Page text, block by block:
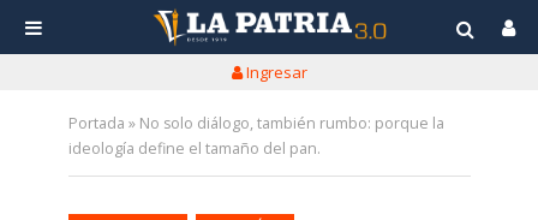
Ingresar
Portada » No solo diálogo, también rumbo: porque la
ideología define el tamaño del pan.